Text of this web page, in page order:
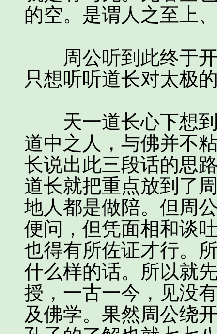
的空。是谓人之至上
周公听到此终于开
只想听听道长对太极
天一道长心下想到
道中之人，与佛并不
长说出此三段话的思
道长就把重点放到了
地人都是做陪。但周
便问，但凭面相和谈
也得有所佐证才行。
什么样的话。所以就
授，一古一今，见没
及佛学。果然周公绕